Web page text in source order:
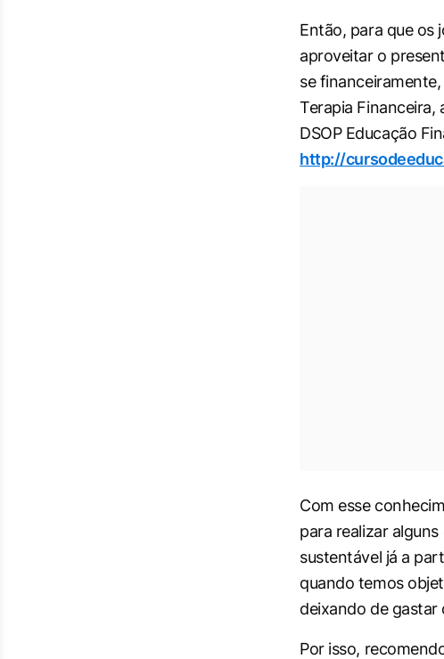
Então, para que os
aproveitar o
se
Terapia Financeira,
DSOP Educação
http://
Com esse
para realizar
sustentável já a
quando temos
deixando de gastar
Por isso,